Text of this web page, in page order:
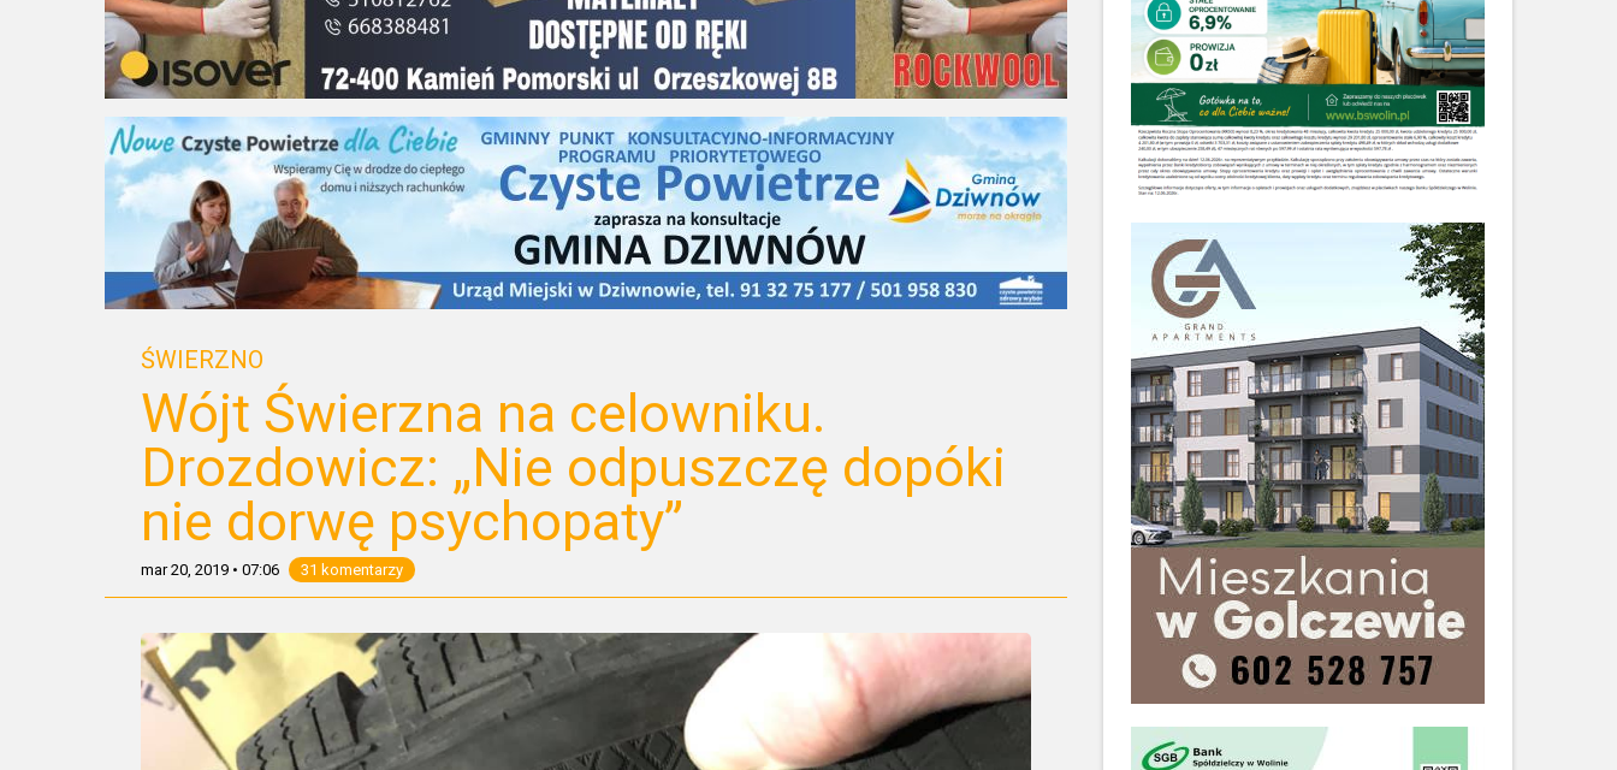
ŚWIERZNO
Wójt Świerzna na celowniku.
Drozdowicz: „Nie odpuszczę dopóki
nie dorwę psychopaty”
mar 20, 2019 • 07:06 31 komentarzy